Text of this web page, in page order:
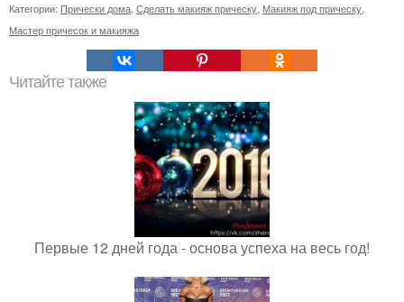
Категории: Прически дома Сделать макияж прическу Макияж под прическу
Мастер причесок и макияжа
Читайте также
Первые 12 дней года - основа успеха на весь год!